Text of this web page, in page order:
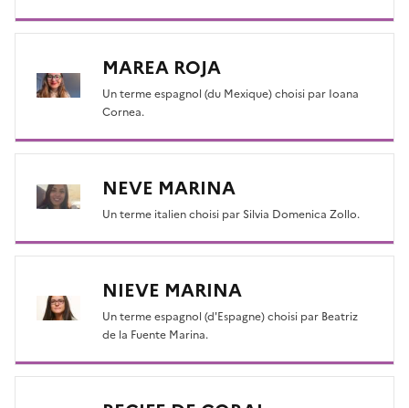
MAREA ROJA
Un terme espagnol (du Mexique) choisi par Ioana
Cornea.
NEVE MARINA
Un terme italien choisi par Silvia Domenica Zollo.
NIEVE MARINA
Un terme espagnol (d'Espagne) choisi par Beatriz
de la Fuente Marina.